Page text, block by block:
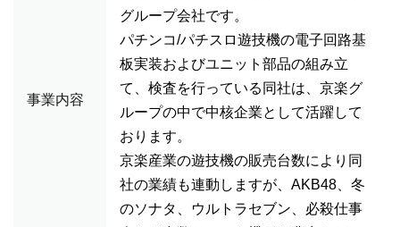
事業内容
グループ会社です。
パチンコ/パチスロ遊技機の電子回路基
板実装およびユニット部品の組み立
て、検査を行っている同社は、京楽グ
ループの中で中核企業として活躍して
おります。
京楽産業の遊技機の販売台数により同
社の業績も連動しますが、AKB48、冬
のソナタ、ウルトラセブン、必殺仕事